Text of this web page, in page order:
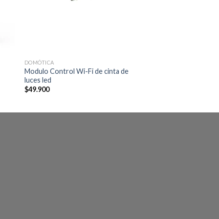
DOMÓTICA
Modulo Control Wi-Fi de cinta de
luces led
$49.900